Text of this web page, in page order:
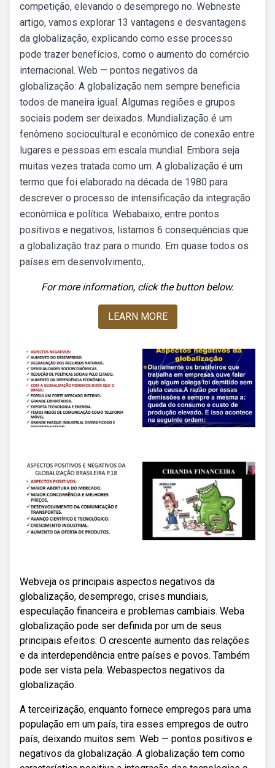
competição, elevando o desemprego no. Webneste
artigo, vamos explorar 13 vantagens e desvantagens
da globalização, explicando como esse processo
pode trazer benefícios, como o aumento do comércio
internacional. Web — pontos negativos da
globalização: A globalização nem sempre beneficia
todos de maneira igual. Algumas regiões e grupos
sociais podem ser deixados. Mundialização é um
fenômeno sociocultural e econômico de conexão entre
lugares e pessoas em escala mundial. Embora seja
muitas vezes tratada como um. A globalização é um
termo que foi elaborado na década de 1980 para
descrever o processo de intensificação da integração
econômica e política. Webabaixo, entre pontos
positivos e negativos, listamos 6 consequências que
a globalização traz para o mundo. Em quase todos os
países em desenvolvimento,.
For more information, click the button below.
LEARN MORE
Webveja os principais aspectos negativos da
globalização, desemprego, crises mundiais,
especulação financeira e problemas cambiais. Weba
globalização pode ser definida por um de seus
principais efeitos: O crescente aumento das relações
e da interdependência entre países e povos. Também
pode ser vista pela. Webaspectos negativos da
globalização.
A terceirização, enquanto fornece empregos para uma
população em um país, tira esses empregos de outro
país, deixando muitos sem. Web — pontos positivos e
negativos da globalização. A globalização tem como